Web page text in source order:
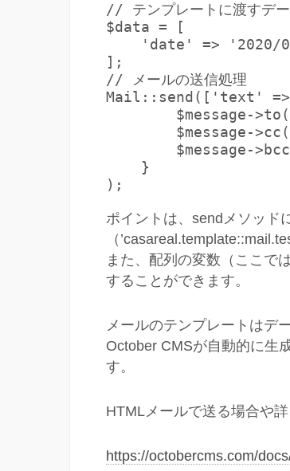
// テンプレートに渡すデー
$data = [
'date' => '2020/
];
// メールの送信処理
Mail::send(['text' =>
$message->to('
$message-
$message-
    }
);
ポイントは、sendメソッド
（
また、配列の変数（ここで
することができます。
メールのテンプレートはデ
October CMSが自動的に生
す。
HTMLメールで送る場合や
https://octobercms.com/